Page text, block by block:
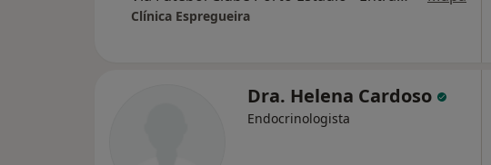
Clínica Espregueira
Dra. Helena Cardoso
Endocrinologista